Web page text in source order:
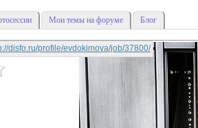
Мои темы на форуме Блог
disfo.ru/profile/evdokimova/job/37800/